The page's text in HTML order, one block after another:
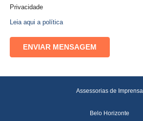
Privacidade
Leia aqui a política
Assessorias de Imprensa
Belo Horizonte